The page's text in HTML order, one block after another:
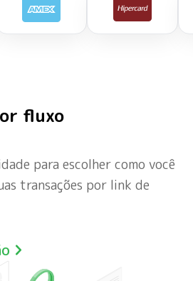
fluxo
para escolher como você
transações por link de